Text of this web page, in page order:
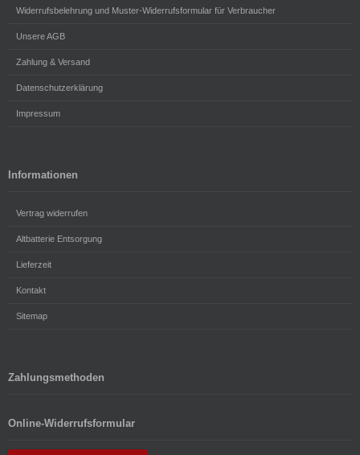
Widerrufsbelehrung und Muster-Widerrufsformular für Verbraucher
Unsere AGB
Zahlung & Versand
Datenschutzerklärung
Impressum
Informationen
Vertrag widerrufen
Altbatterie Entsorgung
Lieferzeit
Kontakt
Sitemap
Zahlungsmethoden
Online-Widerrufsformular